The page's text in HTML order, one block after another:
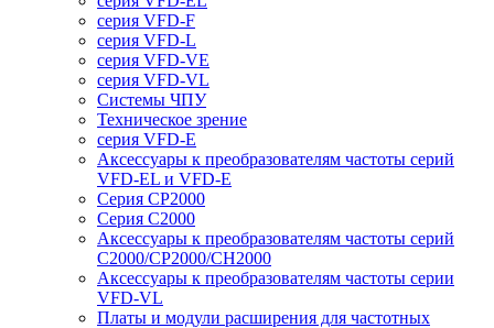
серия VFD-F
серия VFD-L
серия VFD-VE
серия VFD-VL
Системы ЧПУ
Техническое зрение
серия VFD-E
Аксессуары к преобразователям частоты серий
VFD-EL и VFD-E
Серия CP2000
Серия C2000
Аксессуары к преобразователям частоты серий
С2000/CP2000/CH2000
Аксессуары к преобразователям частоты серии
VFD-VL
Платы и модули расширения для частотных